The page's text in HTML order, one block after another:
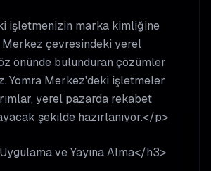
işletmenizin marka kimliğine
Merkez çevresindeki yerel
önünde bulunduran çözümler
Yomra Merkez'deki işletmeler
yerel pazarda rekabet
şekilde hazırlanıyor.</p>
ve Yayına Alma</h3>